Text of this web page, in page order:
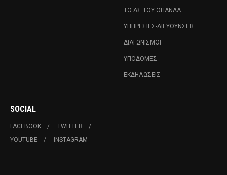
ΤΟ ΔΣ ΤΟΥ ΟΠΑΝΔΑ
ΥΠΗΡΕΣΊΕΣ-ΔΙΕΥΘΎΝΣΕΙΣ
ΔΙΑΓΩΝΙΣΜΟΊ
ΥΠΟΔΟΜΈΣ
ΕΚΔΗΛΏΣΕΙΣ
SOCIAL
FACEBOOK
TWITTER
YOUTUBE
INSTAGRAM